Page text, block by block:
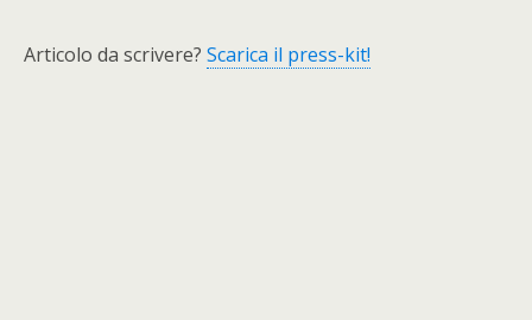
Articolo da scrivere? Scarica il press-kit!